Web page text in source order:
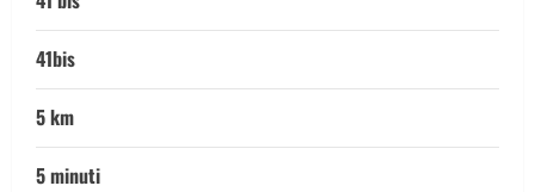
41bis
5 km
5 minuti